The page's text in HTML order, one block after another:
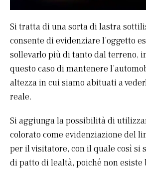
Si tratta di una sorta di lastra
consente di evidenziare l’oggetto
sollevarlo più di tanto dal terreno,
questo caso di mantenere
altezza in cui siamo abituati a
reale.
Si aggiunga la possibilità di
colorato come evidenziazione del
per il visitatore, con il quale così si
di patto di lealtà, poiché non esiste